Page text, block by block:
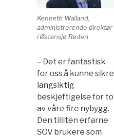
Kenneth Walland,
administrerende direktør
i Østensjø Rederi
– Det er fantastisk
for oss å kunne sikre
langsiktig
beskjeftigelse for to
av våre fire nybygg.
Den tilliten erfarne
SOV brukere som